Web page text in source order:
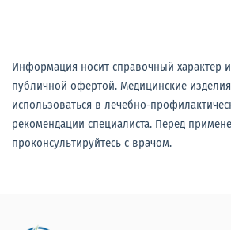
Информация носит справочный характер и
публичной офертой. Медицинские
использоваться в лечебно-
рекомендации специалиста. Перед
проконсультируйтесь с врачом.